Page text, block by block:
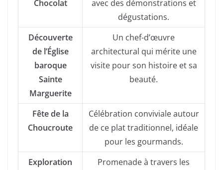
Chocolat
avec des démonstrations et
dégustations.
Découverte
de l’Église
baroque
Sainte
Marguerite
Un chef-d’œuvre
architectural qui mérite une
visite pour son histoire et sa
beauté.
Fête de la
Choucroute
Célébration conviviale autour
de ce plat traditionnel, idéale
pour les gourmands.
Exploration
Promenade à travers les